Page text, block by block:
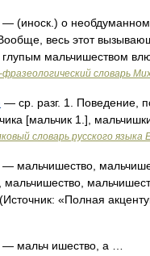
— (иноск.) о необдуманном
весь этот
мальчишеством
словарь
— ср. разг. 1. Поведение,
[мальчик 1.],
словарь русского языка
— мальчишество,
мальчишество,
«Полная
— мальч ишество, а …